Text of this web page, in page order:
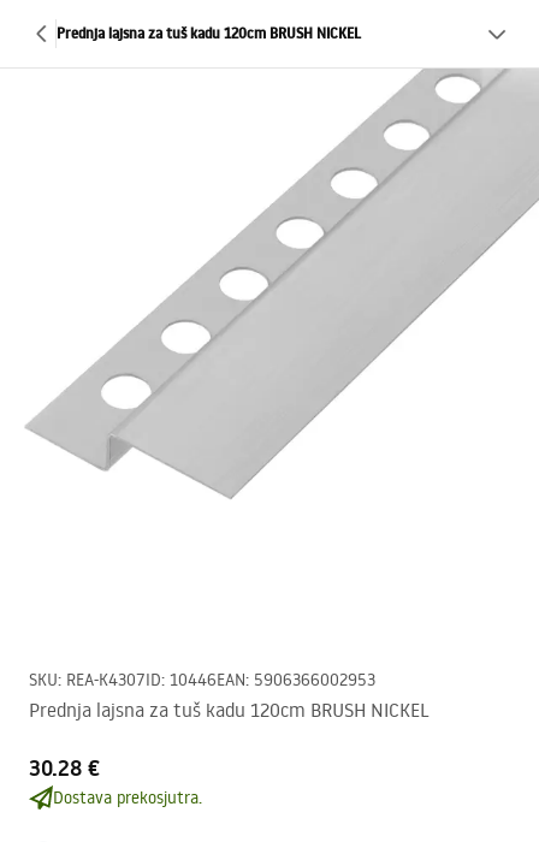
Prednja lajsna za tuš kadu 120cm BRUSH NICKEL
SKU: REA-K4307ID: 10446EAN: 5906366002953
Prednja lajsna za tuš kadu 120cm BRUSH NICKEL
30.28 €
Dostava prekosjutra.